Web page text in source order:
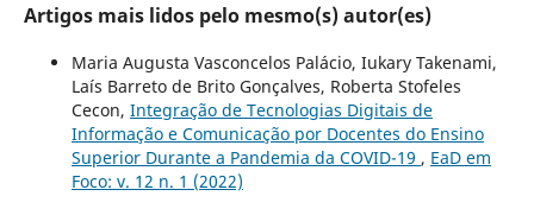
Artigos mais lidos pelo mesmo(s) autor(es)
Maria Augusta Vasconcelos Palácio, Iukary Takenami,
Laí­s Barreto de Brito Gonçalves, Roberta Stofeles
Cecon, Integração de Tecnologias Digitais de
Informação e Comunicação por Docentes do Ensino
Superior Durante a Pandemia da COVID-19 , EaD em
Foco: v. 12 n. 1 (2022)